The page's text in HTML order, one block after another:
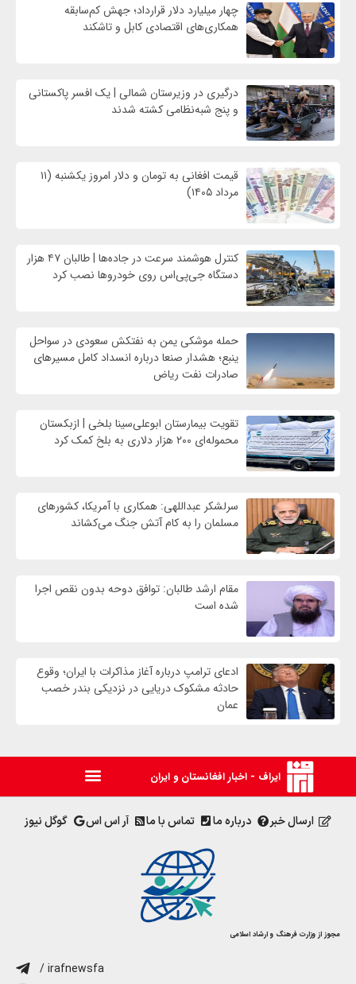
چهار میلیارد دلار قرارداد؛ جهش کم‌سابقه
همکاری‌های اقتصادی کابل و تاشکند
درگیری در وزیرستان شمالی | یک افسر پاکستانی
و پنج شبه‌نظامی کشته شدند
قیمت افغانی به تومان و دلار امروز یکشنبه (۱۱
مرداد ۱۴۰۵)
کنترل هوشمند سرعت در جاده‌ها | طالبان ۴۷ هزار
دستگاه جی‌پی‌اس روی خودروها نصب کرد
حمله موشکی یمن به نفتکش سعودی در سواحل
ینبع؛ هشدار صنعا درباره انسداد کامل مسیرهای
صادرات نفت ریاض
تقویت بیمارستان ابوعلی‌سینا بلخی | ازبکستان
محموله‌ای ۲۰۰ هزار دلاری به بلخ کمک کرد
سرلشکر عبداللهی: همکاری با آمریکا، کشورهای
مسلمان را به کام آتش جنگ می‌کشاند
مقام ارشد طالبان: توافق دوحه بدون نقص اجرا
شده است
ادعای ترامپ درباره آغاز مذاکرات با ایران؛ وقوع
حادثه مشکوک دریایی در نزدیکی بندر خصب
عمان
ایراف - اخبار افغانستان و ایران
ارسال خبر درباره ما تماس با ما آر اس اس گوگل نیوز
مجوز از وزارت فرهنگ و ارشاد اسلامی
/ irafnewsfa